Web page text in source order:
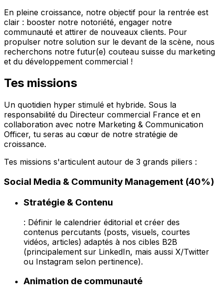
En pleine croissance, notre objectif pour la rentrée est
clair : booster notre notoriété, engager notre
communauté et attirer de nouveaux clients. Pour
propulser notre solution sur le devant de la scène, nous
recherchons notre futur(e) couteau suisse du marketing
et du développement commercial !
Tes missions
Un quotidien hyper stimulé et hybride. Sous la
responsabilité du Directeur commercial France et en
collaboration avec notre Marketing & Communication
Officer, tu seras au cœur de notre stratégie de
croissance.
Tes missions s'articulent autour de 3 grands piliers :
Social Media & Community Management (40%)
Stratégie & Contenu
: Définir le calendrier éditorial et créer des
contenus percutants (posts, visuels, courtes
vidéos, articles) adaptés à nos cibles B2B
(principalement sur LinkedIn, mais aussi X/Twitter
ou Instagram selon pertinence).
Animation de communauté